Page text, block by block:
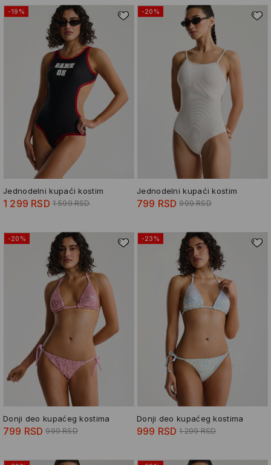
-19%
Jednodelni kupaći kostim
1 299 RSD 1 599 RSD
-20%
Jednodelni kupaći kostim
799 RSD 999 RSD
-20%
Donji deo kupaćeg kostima
799 RSD 999 RSD
-23%
Donji deo kupaćeg kostima
999 RSD 1 299 RSD